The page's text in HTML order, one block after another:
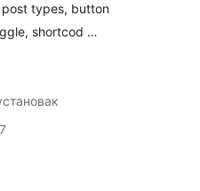
types, button
shortcod …